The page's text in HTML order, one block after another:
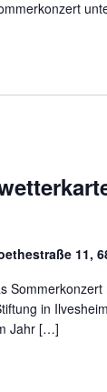
11,
in
Jahr […]